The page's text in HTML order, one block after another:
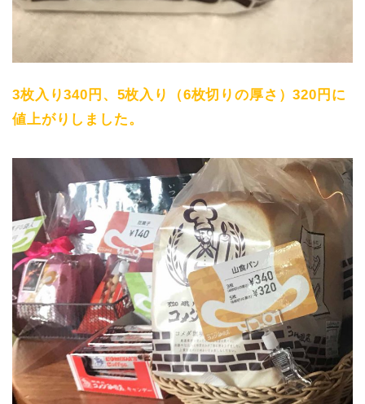
3枚入り340円、5枚入り（6枚切りの厚さ）320円に
値上がりしました。